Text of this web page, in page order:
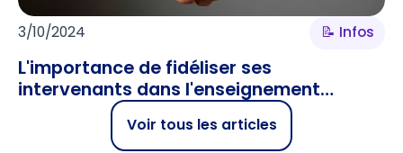
3/10/2024 📝 Infos
L'importance de fidéliser ses
intervenants dans l'enseignement
Voir tous les articles